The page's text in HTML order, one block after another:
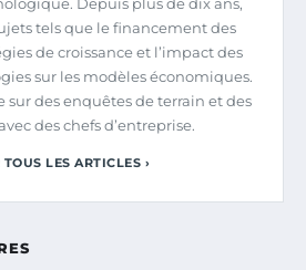
tels que le financement des
de croissance et l’impact des
sur les modèles économiques.
sur des enquêtes de terrain et des
des chefs d’entreprise.
LES ARTICLES ›